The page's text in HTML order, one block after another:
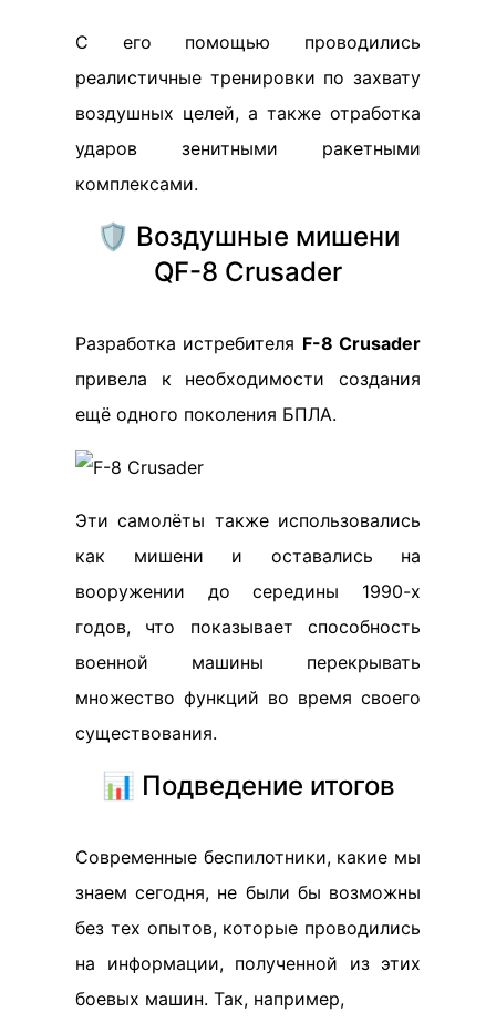
С его помощью проводились
реалистичные тренировки по захвату
воздушных целей, а также отработка
ударов зенитными ракетными
комплексами.
🛡️ Воздушные мишени
QF-8 Crusader
Разработка истребителя F-8 Crusader
привела к необходимости создания
ещё одного поколения БПЛА.
Эти самолёты также использовались
как мишени и оставались на
вооружении до середины 1990-х
годов, что показывает способность
военной машины перекрывать
множество функций во время своего
существования.
📊 Подведение итогов
Современные беспилотники, какие мы
знаем сегодня, не были бы возможны
без тех опытов, которые проводились
на информации, полученной из этих
боевых машин. Так, например,